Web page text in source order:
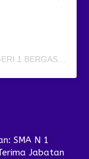
SMA N 1
Jabatan